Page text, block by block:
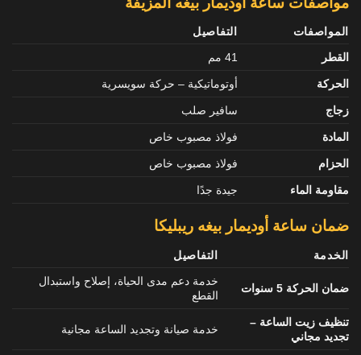
المواصفات
التفاصيل
القطر
41 مم
الحركة أوتوماتيكية – حركة سويسرية
زجاج سافير صلب
المادة فولاذ مصبوب خاص
الحزام فولاذ مصبوب خاص
مقاومة الماء جيدة جدًا
ضمان ساعة أوديمار بيغه ريبليكا
الخدمة التفاصيل
ضمان الحركة 5 سنوات
خدمة دعم مدى الحياة، إصلاح واستبدال
القطع
تنظيف زيت الساعة –
تجديد مجاني
خدمة صيانة وتجديد الساعة مجانية